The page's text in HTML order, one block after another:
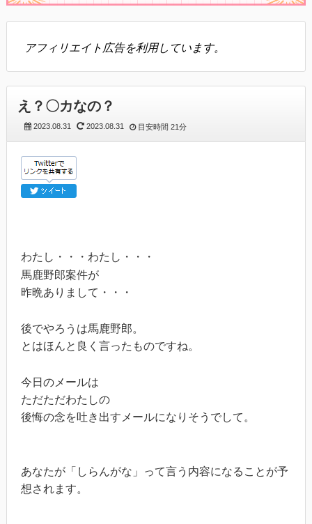
アフィリエイト広告を利用しています。
え？〇カなの？
2023.08.31 2023.08.31 目安時間 21分
わたし・・・わたし・・・
馬鹿野郎案件が
昨晩ありまして・・・
後でやろうは馬鹿野郎。
とはほんと良く言ったものですね。
今日のメールは
ただただわたしの
後悔の念を吐き出すメールになりそうでして。
あなたが「しらんがな」って言う内容になることが予
想されます。